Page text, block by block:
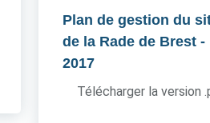
Plan de gestion du
de la Rade de Brest -
2017
Télécharger la version